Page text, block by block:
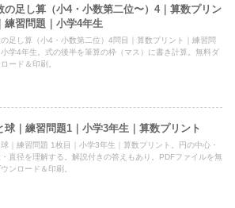
の足し算（小4・小数第二位〜）4｜算数プリン
練習問題｜小学4年生
足し算（小4・小数第二位）4問目｜算数プリント｜練習問
小学4年生。式の後半を筆算の枠（マス）に書き計算。無料ダ
ード＆印刷。
球｜練習問題1｜小学3年生｜算数プリント
球｜練習問題 1枚目｜小学3年生｜算数プリント。円の中心・
直径を理解する。解説付きの答えもあり。PDFファイルを無
ンロード＆印刷。